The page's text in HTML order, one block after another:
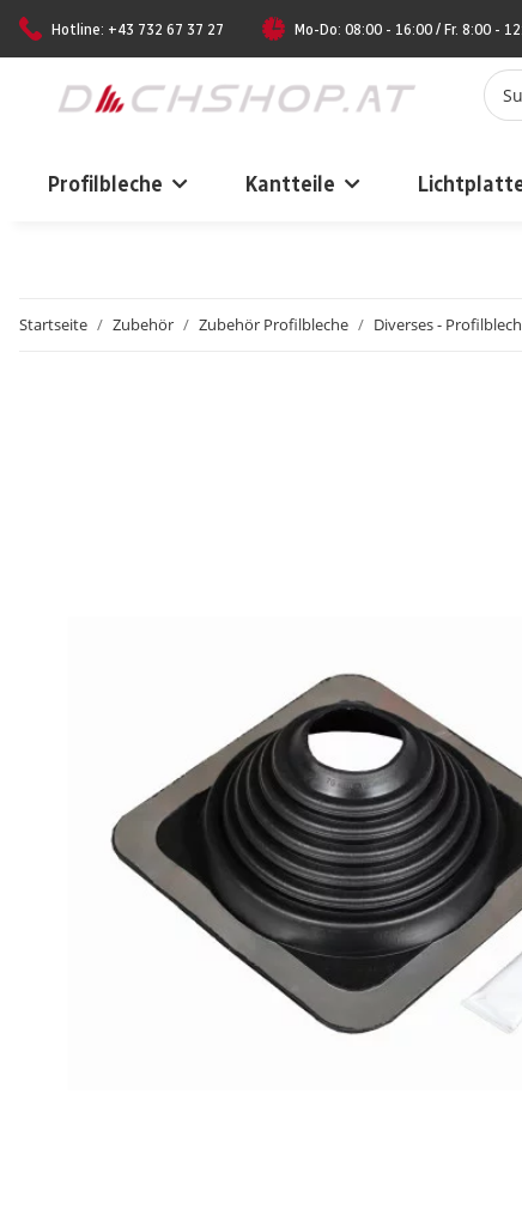
Hotline: +43 732 67 37 27 Mo-Do: 08:00 - 16:00 / Fr. 8:00 -
Profilbleche Kantteile
Startseite Zubehör Zubehör Profilbleche Diverses -